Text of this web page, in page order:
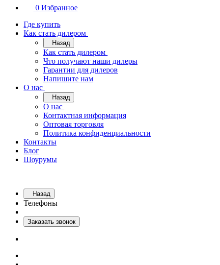
0 Избранное
Где купить
Как стать дилером
Назад
Как стать дилером
Что получают наши дилеры
Гарантии для дилеров
Напишите нам
О нас
Назад
О нас
Контактная информация
Оптовая торговля
Политика конфиденциальности
Контакты
Блог
Шоурумы
Назад
Телефоны
Заказать звонок